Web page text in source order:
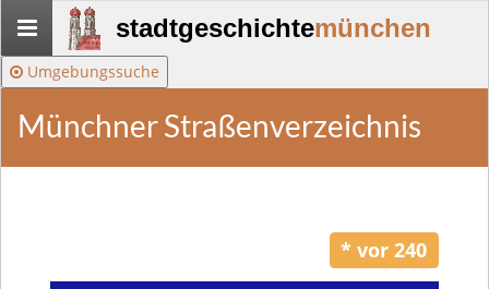
Stadtgeschichte-
München
stadtgeschichtemünchen
Umgebungssuche
Münchner Straßenverzeichnis
* vor 240